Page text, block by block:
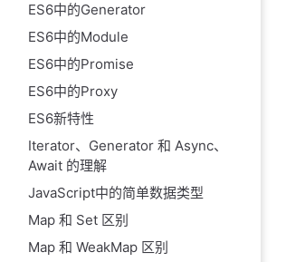
ES6中的Generator
ES6中的Module
ES6中的Promise
ES6中的Proxy
ES6新特性
Iterator、Generator 和 Async、
Await 的理解
JavaScript中的简单数据类型
Map 和 Set 区别
Map 和 WeakMap 区别